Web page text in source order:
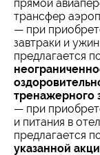
прямой
трансфер
— при
завтраки и
предлагается
тренажерного
— при
и питания в
предлагается
указанной